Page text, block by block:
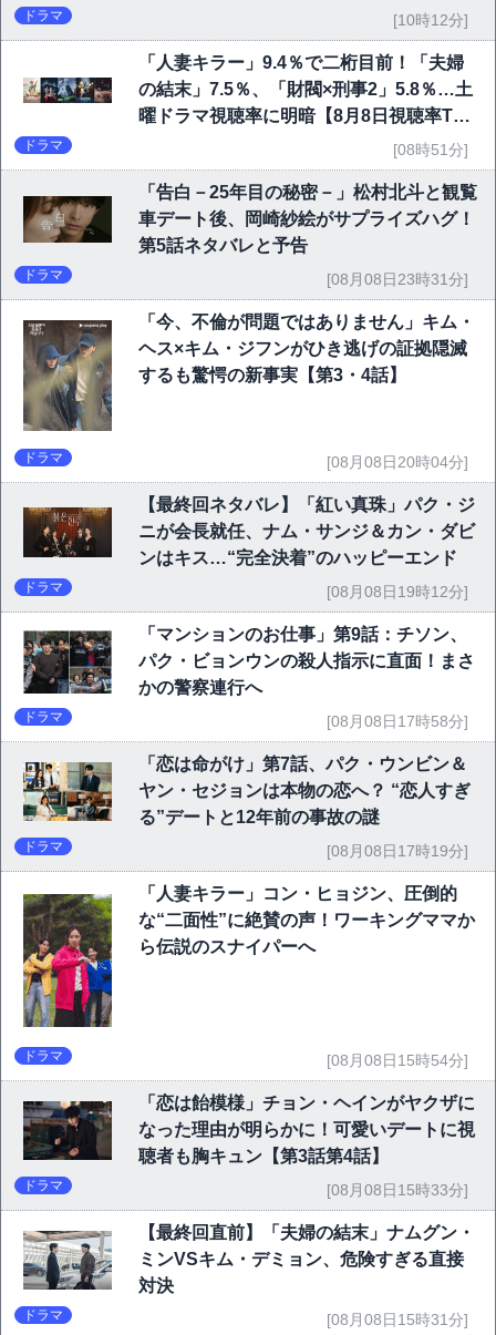
ドラマ [10時12分]
「人妻キラー」9.4％で二桁目前！「夫婦
の結末」7.5％、「財閥×刑事2」5.8％…土
曜ドラマ視聴率に明暗【8月8日視聴率TO
ドラマ [08時51分]
「告白－25年目の秘密－」松村北斗と観覧
車デート後、岡崎紗絵がサプライズハグ！
第5話ネタバレと予告
ドラマ [08月08日23時31分]
「今、不倫が問題ではありません」キム・
ヘス×キム・ジフンがひき逃げの証拠隠滅
するも驚愕の新事実【第3・4話】
ドラマ [08月08日20時04分]
【最終回ネタバレ】「紅い真珠」パク・ジ
ニが会長就任、ナム・サンジ＆カン・ダビ
ンはキス…“完全決着”のハッピーエンド
ドラマ [08月08日19時12分]
「マンションのお仕事」第9話：チソン、
パク・ビョンウンの殺人指示に直面！まさ
かの警察連行へ
ドラマ [08月08日17時58分]
「恋は命がけ」第7話、パク・ウンビン＆
ヤン・セジョンは本物の恋へ？ “恋人すぎ
る”デートと12年前の事故の謎
ドラマ [08月08日17時19分]
「人妻キラー」コン・ヒョジン、圧倒的
な“二面性”に絶賛の声！ワーキングママか
ら伝説のスナイパーへ
ドラマ [08月08日15時54分]
「恋は飴模様」チョン・ヘインがヤクザに
なった理由が明らかに！可愛いデートに視
聴者も胸キュン【第3話第4話】
ドラマ [08月08日15時33分]
【最終回直前】「夫婦の結末」ナムグン・
ミンVSキム・デミョン、危険すぎる直接
対決
ドラマ [08月08日15時31分]